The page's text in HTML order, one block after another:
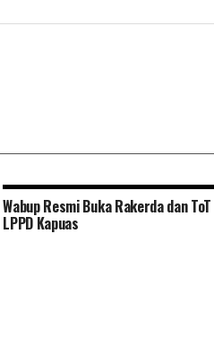
Wabup Resmi Buka Rakerda dan ToT
LPPD Kapuas